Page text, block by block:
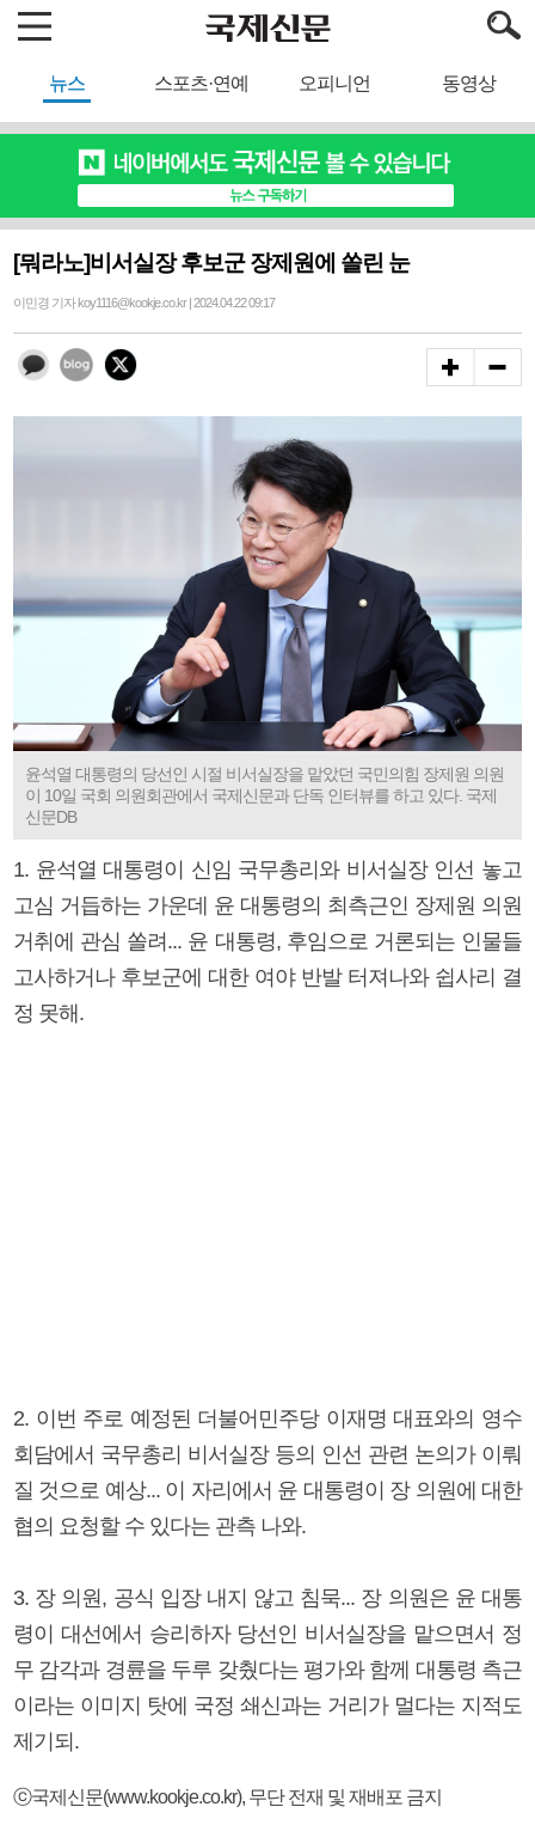
뉴스 스포츠·연예 오피니언 동영상
[뭐라노]비서실장 후보군 장제원에 쏠린 눈
이민경 기자 koy1116@kookje.co.kr | 2024.04.22 09:17
윤석열 대통령의 당선인 시절 비서실장을 맡았던 국민의힘 장제원 의원
이 10일 국회 의원회관에서 국제신문과 단독 인터뷰를 하고 있다. 국제
신문DB
1. 윤석열 대통령이 신임 국무총리와 비서실장 인선 놓고
고심 거듭하는 가운데 윤 대통령의 최측근인 장제원 의원
거취에 관심 쏠려... 윤 대통령, 후임으로 거론되는 인물들
고사하거나 후보군에 대한 여야 반발 터져나와 쉽사리 결
정 못해.
2. 이번 주로 예정된 더불어민주당 이재명 대표와의 영수
회담에서 국무총리 비서실장 등의 인선 관련 논의가 이뤄
질 것으로 예상... 이 자리에서 윤 대통령이 장 의원에 대한
협의 요청할 수 있다는 관측 나와.
3. 장 의원, 공식 입장 내지 않고 침묵... 장 의원은 윤 대통
령이 대선에서 승리하자 당선인 비서실장을 맡으면서 정
무 감각과 경륜을 두루 갖췄다는 평가와 함께 대통령 측근
이라는 이미지 탓에 국정 쇄신과는 거리가 멀다는 지적도
제기되.
ⓒ국제신문(www.kookje.co.kr), 무단 전재 및 재배포 금지